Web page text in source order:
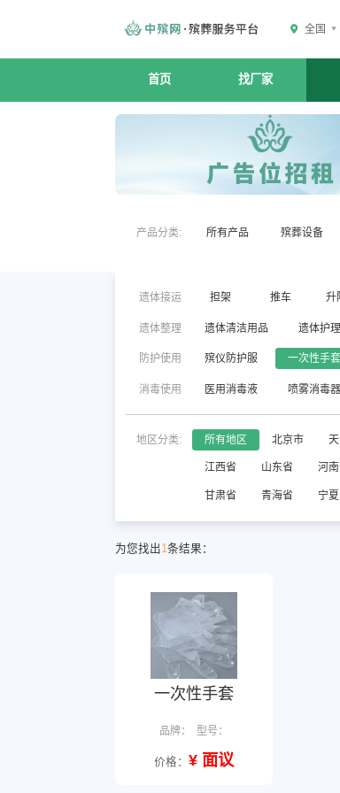
全国
首页 找厂家
产品分类: 所有产品 殡葬设备
遗体接运 担架 推车 升
遗体整理 遗体清洁用品 遗体护
防护使用 殡仪防护服 一次性手套
消毒使用 医用消毒液 喷雾消毒器
地区分类: 所有地区 北京市
江西省 山东省 河
甘肃省 青海省 宁
为您找出1条结果：
一次性手套
品牌： 型号：
价格： ¥ 面议